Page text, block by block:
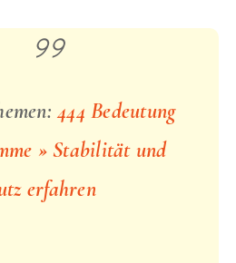
444 Bedeutung
» Stabilität und
erfahren